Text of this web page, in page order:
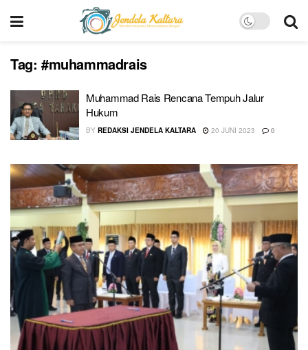
Tag: #muhammadrais
Muhammad Rais Rencana Tempuh Jalur
Hukum
BY REDAKSI JENDELA KALTARA 20 JUNI 2023 0